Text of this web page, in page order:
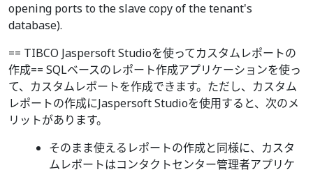
opening ports to the slave copy of the tenant's
database).
== TIBCO Jaspersoft Studioを使ってカスタムレポートの
作成== SQLベースのレポート作成アプリケーションを使っ
て、カスタムレポートを作成できます。ただし、カスタム
レポートの作成にJaspersoft Studioを使用すると、次のメ
リットがあります。
そのまま使えるレポートの作成と同様に、カスタ
ムレポートはコンタクトセンター管理者アプリケ